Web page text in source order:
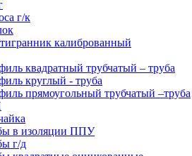
г/к
калиброванный
квадратный трубчатый – труба
круглый - труба
прямоугольный трубчатый –труба
в изоляции ППУ
г/д